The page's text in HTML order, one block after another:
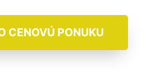
CENOVÚ PONUKU